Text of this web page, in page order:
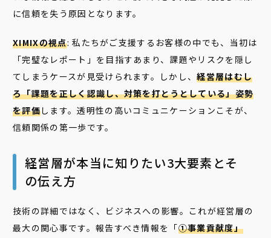
に信頼を失う原因となります。
XIMIXの視点: 私たちがご支援するお客様の中でも、当初は
「完璧なレポート」を目指すあまり、課題やリスクを隠し
てしまうケースが見受けられます。しかし、経営層はむし
ろ「課題を正しく認識し、対策を打とうとしている」姿勢
を評価します。透明性の高いコミュニケーションこそが、
信頼関係の第一歩です。
経営層が本当に知りたい3大要素とそ
の伝え方
技術の詳細ではなく、ビジネスへの影響。これが経営層の
最大の関心事です。報告すべき情報を「①事業貢献度」